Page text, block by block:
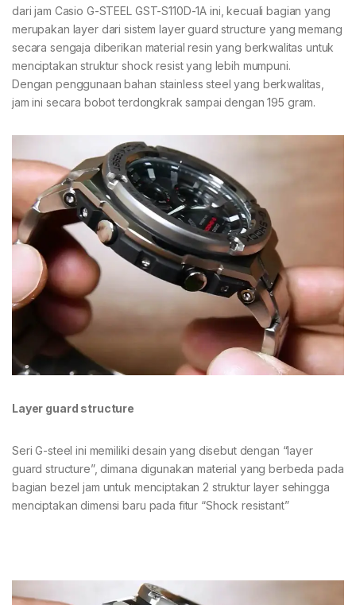
dari jam Casio G-STEEL GST-S110D-1A ini, kecuali bagian yang
merupakan layer dari sistem layer guard structure yang memang
secara sengaja diberikan material resin yang berkwalitas untuk
menciptakan struktur shock resist yang lebih mumpuni.
Dengan penggunaan bahan stainless steel yang berkwalitas,
jam ini secara bobot terdongkrak sampai dengan 195 gram.
Layer guard structure
Seri G-steel ini memiliki desain yang disebut dengan “layer
guard structure”, dimana digunakan material yang berbeda pada
bagian bezel jam untuk menciptakan 2 struktur layer sehingga
menciptakan dimensi baru pada fitur “Shock resistant”